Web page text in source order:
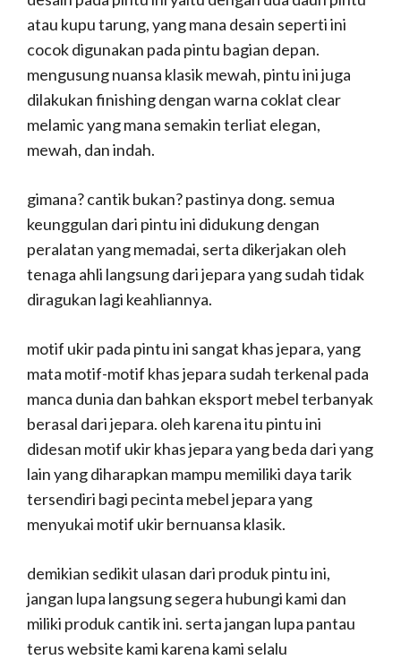
atau kupu tarung, yang mana desain seperti ini
cocok digunakan pada pintu bagian depan.
mengusung nuansa klasik mewah, pintu ini juga
dilakukan finishing dengan warna coklat clear
melamic yang mana semakin terliat elegan,
mewah, dan indah.
gimana? cantik bukan? pastinya dong. semua
keunggulan dari pintu ini didukung dengan
peralatan yang memadai, serta dikerjakan oleh
tenaga ahli langsung dari jepara yang sudah tidak
diragukan lagi keahliannya.
motif ukir pada pintu ini sangat khas jepara, yang
mata motif-motif khas jepara sudah terkenal pada
manca dunia dan bahkan eksport mebel terbanyak
berasal dari jepara. oleh karena itu pintu ini
didesan motif ukir khas jepara yang beda dari yang
lain yang diharapkan mampu memiliki daya tarik
tersendiri bagi pecinta mebel jepara yang
menyukai motif ukir bernuansa klasik.
demikian sedikit ulasan dari produk pintu ini,
jangan lupa langsung segera hubungi kami dan
miliki produk cantik ini. serta jangan lupa pantau
terus website kami karena kami selalu